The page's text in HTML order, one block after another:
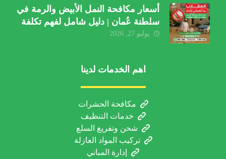
أسعار مكافحة النمل الأبيض والرمة في
سلطنة عُمان | دليل شامل لفهم تكلفة
الخدمة والعوامل المؤثرة
يوليو 27, 2026
اهم الخدمات لدينا
مكافحة الحشرات
خدمات التنظيف
شحن وتفريغ السلع
تركيب المواد العازلة
إدارة المباني